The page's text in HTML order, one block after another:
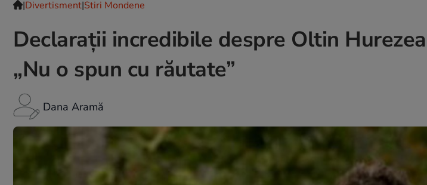
|Divertisment|Stiri Mondene
Declarații incredibile despre Oltin
„Nu o spun cu răutate”
Dana Aramă